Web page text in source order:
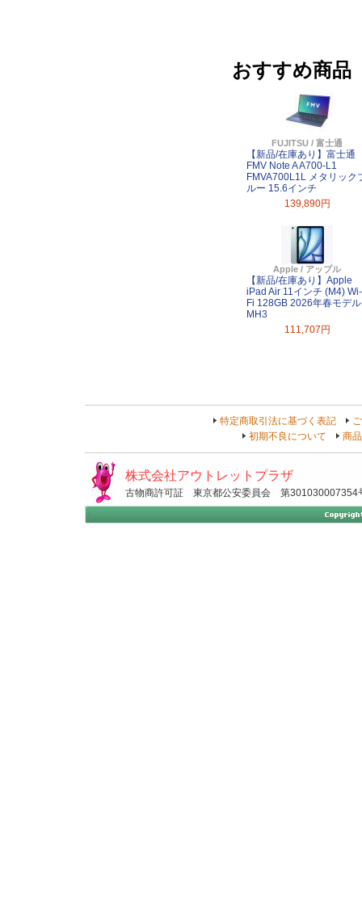
おすすめ商品
FUJITSU / 富士通
【新品/在庫あり】富士通
FMV Note A A700-L1
FMVA700L1L メタリック
ルー 15.6インチ
139,890円
Apple / アップル
【新品/在庫あり】Apple
iPad Air 11インチ (M4) Wi-
Fi 128GB 2026年春モデル
MH3
111,707円
特定商取引法に基づく表記
初期不良について
商
株式会社アウトレットプラザ
古物商許可証 東京都公安委員会 第301030007354